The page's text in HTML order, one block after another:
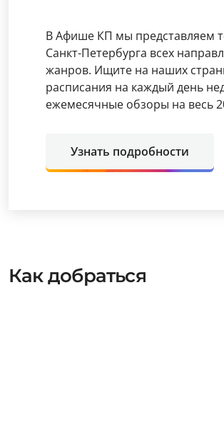
В Афише КП мы представляем
Санкт-Петербурга всех
жанров. Ищите на наших
расписания на каждый день
ежемесячные обзоры на весь
Узнать подробности
Как добраться